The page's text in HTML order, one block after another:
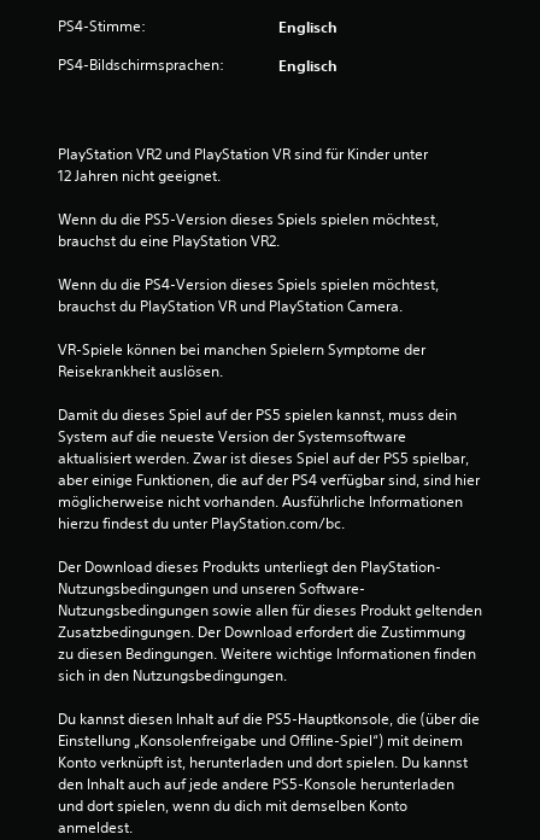
PS4-Stimme: Englisch
PS4-Bildschirmsprachen: Englisch
PlayStation VR2 und PlayStation VR sind für Kinder unter
12 Jahren nicht geeignet.
Wenn du die PS5-Version dieses Spiels spielen möchtest,
brauchst du eine PlayStation VR2.
Wenn du die PS4-Version dieses Spiels spielen möchtest,
brauchst du PlayStation VR und PlayStation Camera.
VR-Spiele können bei manchen Spielern Symptome der
Reisekrankheit auslösen.
Damit du dieses Spiel auf der PS5 spielen kannst, muss dein
System auf die neueste Version der Systemsoftware
aktualisiert werden. Zwar ist dieses Spiel auf der PS5 spielbar,
aber einige Funktionen, die auf der PS4 verfügbar sind, sind hier
möglicherweise nicht vorhanden. Ausführliche Informationen
hierzu findest du unter PlayStation.com/bc.
Der Download dieses Produkts unterliegt den PlayStation-
Nutzungsbedingungen und unseren Software-
Nutzungsbedingungen sowie allen für dieses Produkt geltenden
Zusatzbedingungen. Der Download erfordert die Zustimmung
zu diesen Bedingungen. Weitere wichtige Informationen finden
sich in den Nutzungsbedingungen.
Du kannst diesen Inhalt auf die PS5-Hauptkonsole, die (über die
Einstellung „Konsolenfreigabe und Offline-Spiel“) mit deinem
Konto verknüpft ist, herunterladen und dort spielen. Du kannst
den Inhalt auch auf jede andere PS5-Konsole herunterladen
und dort spielen, wenn du dich mit demselben Konto
anmeldest.